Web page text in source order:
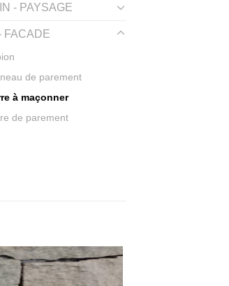
- PAYSAGE
FACADE
de parement
à maçonner
de parement